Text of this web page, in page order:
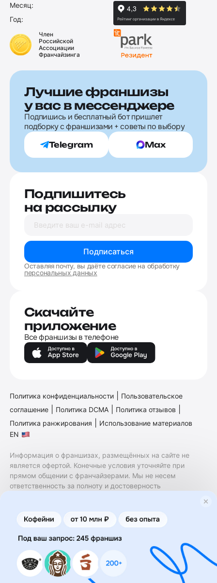
Месяц:
Год:
Член
Российской
Ассоциации
Франчайзинга
Лучшие франшизы
у вас в мессенджере
Подпишись и бесплатный бот пришлет
подборку с франшизами + советы по выбору
Telegram Max
Подпишитесь
на рассылку
Подписаться
Оставляя почту, вы даёте согласие на обработку
персональных данных
Скачайте
приложение
Все франшизы в телефоне
Политика конфиденциальности
Пользовательское
соглашение
Политика DCMA Политика отзывов
Политика ранжирования
Использование материалов
EN
Информация о франшизах, размещённых на сайте не
является офертой. Конечные условия уточняйте при
прямом общении с франчайзерами. Мы не несем
ответственность за полноту и достоверность
финансовые услуги. Заключение договоров
коммерческой концессии (франчайзинга) осуществляется
правообладателями/их представителями. Бизнесменс.ру
не является посредником или представителем
правообладателя и не несет ответственность за условия
предоставления франшизы и действия лиц,
осуществленные на основании информации, имеющейся